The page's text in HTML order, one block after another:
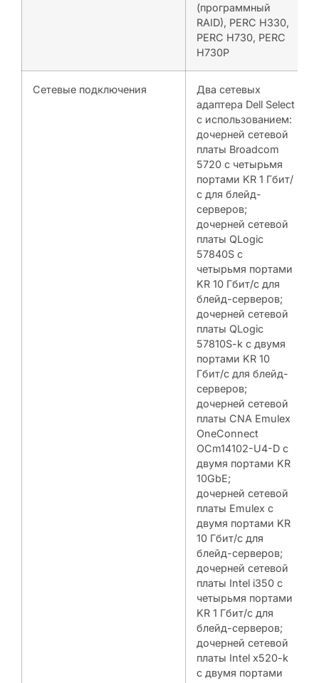
(программный
RAID), PERC H330,
PERC H730, PERC
H730P
Сетевые подключения
Два сетевых
адаптера Dell Select
с использованием:
дочерней сетевой
платы Broadcom
5720 с четырьмя
портами KR 1 Гбит/
с для блейд-
серверов;
дочерней сетевой
платы QLogic
57840S с
четырьмя портами
KR 10 Гбит/с для
блейд-серверов;
дочерней сетевой
платы QLogic
57810S-k с двумя
портами KR 10
Гбит/с для блейд-
серверов;
дочерней сетевой
платы CNA Emulex
OneConnect
OCm14102-U4-D с
двумя портами KR
10GbE;
дочерней сетевой
платы Emulex с
двумя портами KR
10 Гбит/с для
блейд-серверов;
дочерней сетевой
платы Intel i350 с
четырьмя портами
KR 1 Гбит/с для
блейд-серверов;
дочерней сетевой
платы Intel x520-k
с двумя портами